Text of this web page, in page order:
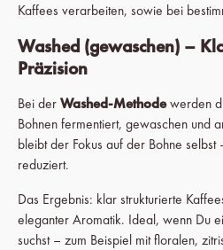
Kaffees verarbeiten, sowie bei
Washed (gewaschen) –
Präzision
Bei der Washed-Methodewerden
Bohnen fermentiert, gewaschen und
bleibt der Fokus auf der Bohne selbst
reduziert.
Das Ergebnis: klar strukturierte
eleganter Aromatik. Ideal, wenn Du
suchst – zum Beispiel mit floralen,